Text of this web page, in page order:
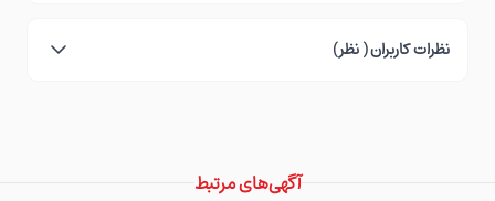
نظرات کاربران ( نظر)
آگهی‌های مرتبط